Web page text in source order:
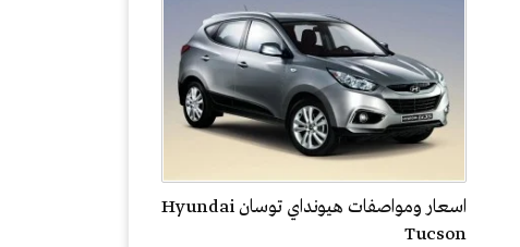
اسعار ومواصفات هيونداي توسان Hyundai
Tucson